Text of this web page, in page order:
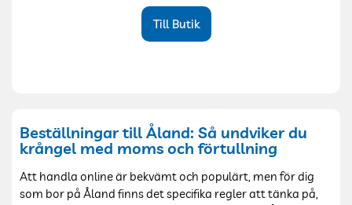
Till Butik
Beställningar till Åland: Så undviker du
krångel med moms och förtullning
Att handla online är bekvämt och populärt, men för dig
som bor på Åland finns det specifika regler att tänka på,